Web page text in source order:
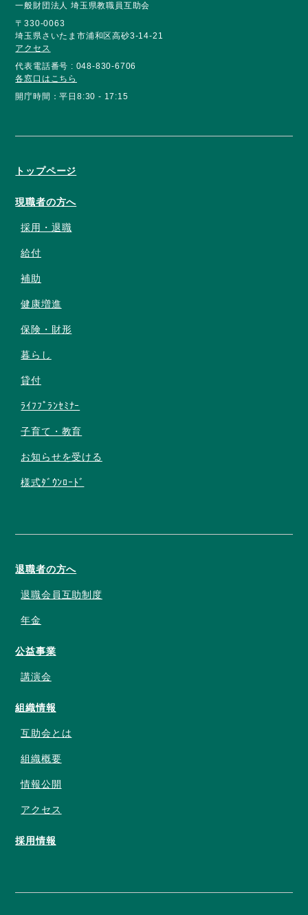
一般財団法人 埼玉県教職員互助会
〒330-0063
埼玉県さいたま市浦和区高砂3-14-21
アクセス
代表電話番号 : 048-830-6706
各窓口はこちら
開庁時間：平日8:30 - 17:15
トップページ
現職者の方へ
採用・退職
給付
補助
健康増進
保険・財形
暮らし
貸付
ﾗｲﾌﾌﾟﾗﾝｾﾐﾅｰ
子育て・教育
お知らせを受ける
様式ﾀﾞｳﾝﾛｰﾄﾞ
退職者の方へ
退職会員互助制度
年金
公益事業
講演会
組織情報
互助会とは
組織概要
情報公開
アクセス
採用情報